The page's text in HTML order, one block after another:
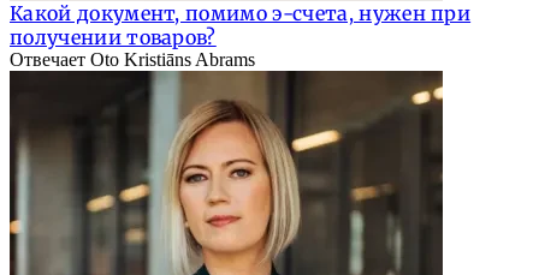
Какой документ, помимо э-счета, нужен при
получении товаров?
Отвечает Oto Kristiāns Abrams